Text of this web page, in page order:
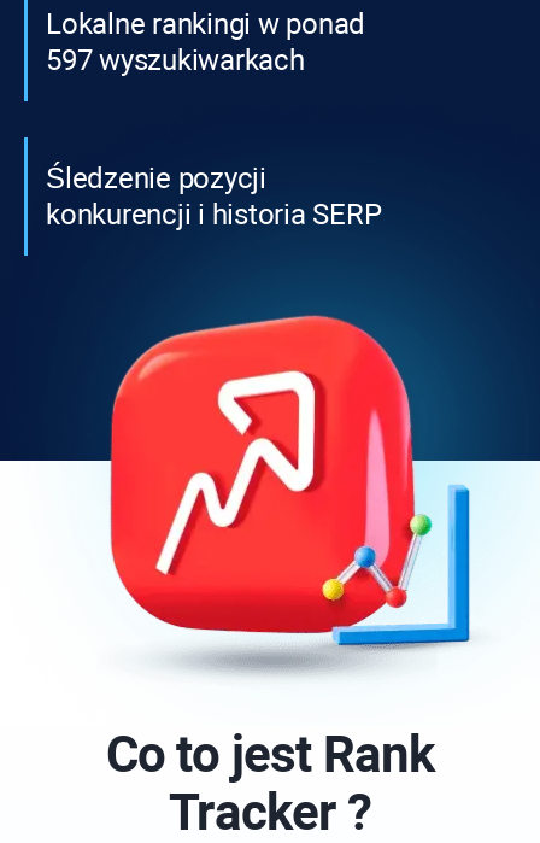
Lokalne rankingi w ponad
597 wyszukiwarkach
Śledzenie pozycji
konkurencji i historia SERP
Co to jest Rank
Tracker?